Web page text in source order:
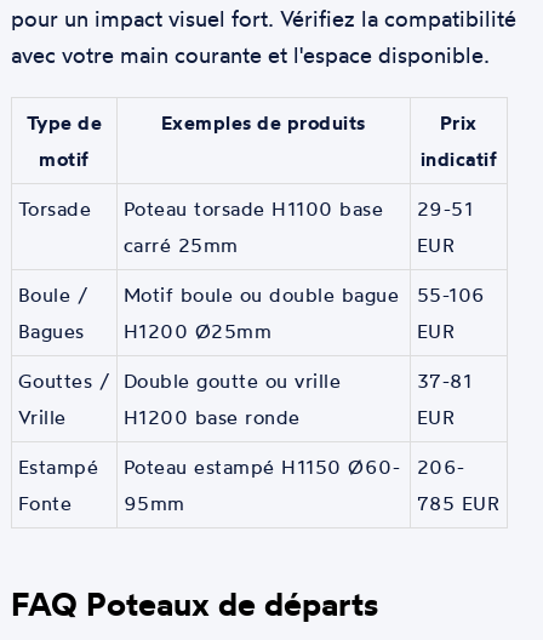
pour un impact visuel fort. Vérifiez la compatibilité
avec votre main courante et l'espace disponible.
Type de
motif
Exemples de produits
Prix
indicatif
Torsade
Poteau torsade H1100 base
carré 25mm
29-51
EUR
Boule /
Bagues
Motif boule ou double bague
H1200 Ø25mm
55-106
EUR
Gouttes /
Vrille
Double goutte ou vrille
H1200 base ronde
37-81
EUR
Estampé
Fonte
Poteau estampé H1150 Ø60-
95mm
206-
785 EUR
FAQ Poteaux de départs